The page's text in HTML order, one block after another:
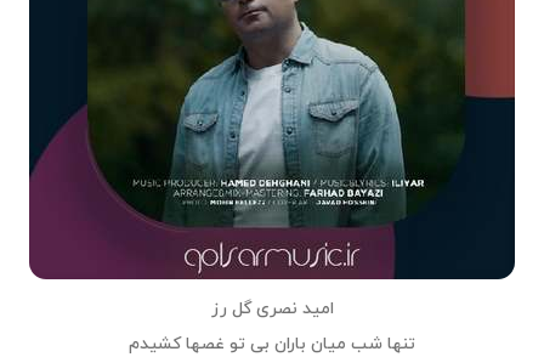
امید نصری گل رز
تنها شب میان باران بی تو غصها کشیدم